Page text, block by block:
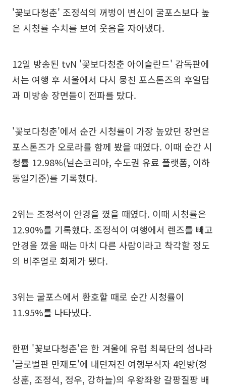
'꽃보다청춘' 조정석의 꺼벙이 변신이 굴포스보다 높
은 시청률 수치를 보여 웃음을 자아냈다.
12일 방송된 tvN '꽃보다청춘 아이슬란드' 감독판에
서는 여행 후 서울에서 다시 뭉친 포스톤즈의 후일담
과 미방송 장면들이 전파를 탔다.
'꽃보다청춘'에서 순간 시청률이 가장 높았던 장면은
포스톤즈가 오로라를 함께 봤을 때였다. 이때 순간 시
청률 12.98%(닐슨코리아, 수도권 유료 플랫폼, 이하
동일기준)를 기록했다.
2위는 조정석이 안경을 꼈을 때였다. 이때 시청률은
12.90%를 기록했다. 조정석이 여행에서 렌즈를 빼고
안경을 꼈을 때는 마치 다른 사람이라고 착각할 정도
의 비주얼로 화제가 됐다.
3위는 굴포스에서 환호할 때로 순간 시청률이
11.95%를 나타냈다.
한편 '꽃보다청춘'은 한 겨울에 유럽 최북단의 섬나라
'글로벌판 만재도'에 내던져진 여행무식자 4인방(정
상훈, 조정석, 정우, 강하늘)의 우왕좌왕 갈팡질팡 배